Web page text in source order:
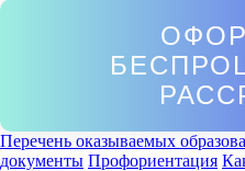
Перечень оказываемых
документы Профориентация